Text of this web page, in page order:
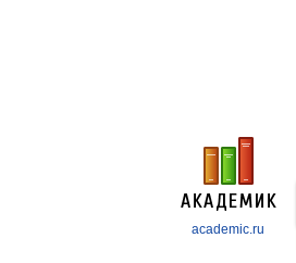
academic.ru